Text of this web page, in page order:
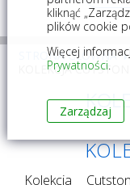
STRONA GŁÓWNA
KOLEKCJA CUTSTONE
Kolekcja
kliknąć
plików cookie
Więcej
Prywatności.
Zarządzaj